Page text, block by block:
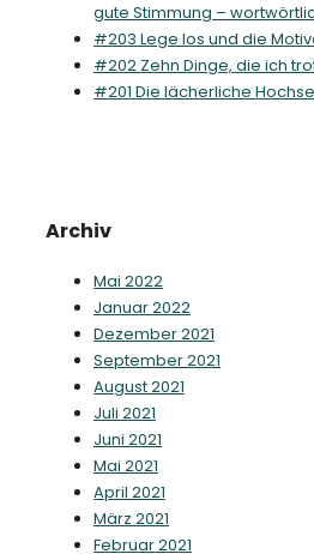
gute Stimmung –
#203 Lege los und die
#202 Zehn Dinge, die ich
#201 Die lächerliche
Archiv
Mai 2022
Januar 2022
Dezember 2021
September 2021
August 2021
Juli 2021
Juni 2021
Mai 2021
April 2021
März 2021
Februar 2021